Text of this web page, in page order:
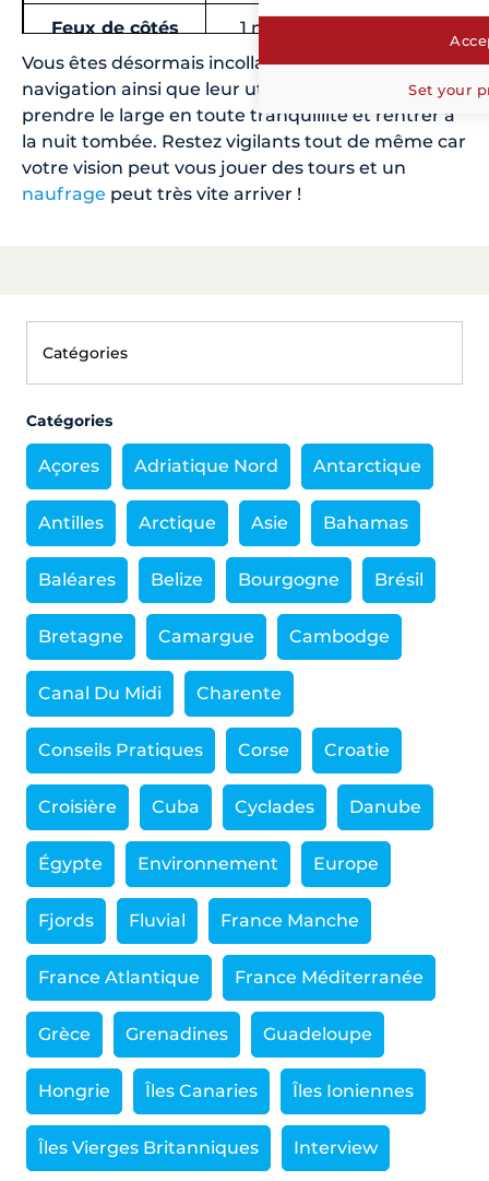
Feux de côtés 1 mille
Feu de poupe
Feu de tête 2 milles 3 - 5 milles
Feu de mouillage 2 milles 2 milles
Vous êtes désormais incollable sur les feux de
navigation ainsi que leur utilisation. Vous pouvez
prendre le large en toute tranquillité et rentrer à
la nuit tombée. Restez vigilants tout de même car
votre vision peut vous jouer des tours et un
naufrage peut très vite arriver !
Catégories
Açores Adriatique Nord Antarctique
Antilles Arctique Asie Bahamas
Baléares Belize Bourgogne Brésil
Bretagne Camargue Cambodge
Canal Du Midi Charente
Conseils Pratiques Corse Croatie
Croisière Cuba Cyclades Danube
Égypte Environnement Europe
Fjords Fluvial France Manche
France Atlantique France Méditerranée
Grèce Grenadines Guadeloupe
Hongrie Îles Canaries Îles Ioniennes
Îles Vierges Britanniques Interview
Set your